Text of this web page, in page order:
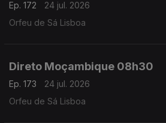
Ep. 172
24 jul. 2026
Orfeu de Sá Lisboa
Direto Moçambique 08h30
Ep. 173
24 jul. 2026
Orfeu de Sá Lisboa